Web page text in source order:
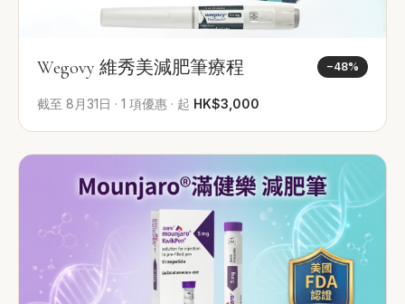
Wegovy 維秀美減肥筆療程 −48%
截至 8月31日 · 1 項優惠 · 起 HK$3,000